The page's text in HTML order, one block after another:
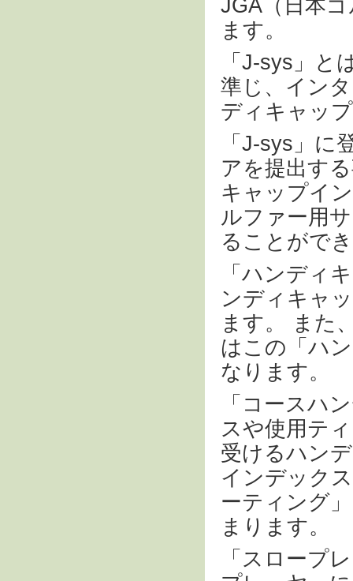
JGA（日本
ます。
「J-sys」
準じ、イン
ディキャッ
「J-sys」に
アを提出す
キャップイ
ルファー用
ることがで
「ハンディ
ンディキャ
ます。 また
はこの「ハ
なります。
「コースハ
スや使用テ
受けるハン
インデック
ーティング
まります。
「スロープ